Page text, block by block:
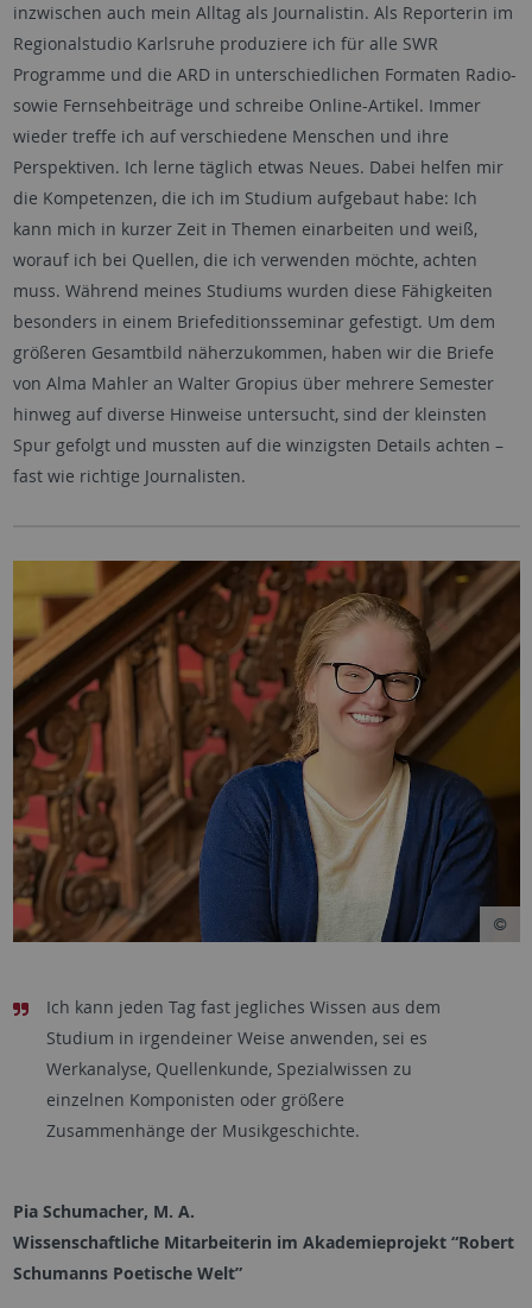
inzwischen auch mein Alltag als Journalistin. Als Reporterin im
Regionalstudio Karlsruhe produziere ich für alle SWR
Programme und die ARD in unterschiedlichen Formaten Radio-
sowie Fernsehbeiträge und schreibe Online-Artikel. Immer
wieder treffe ich auf verschiedene Menschen und ihre
Perspektiven. Ich lerne täglich etwas Neues. Dabei helfen mir
die Kompetenzen, die ich im Studium aufgebaut habe: Ich
kann mich in kurzer Zeit in Themen einarbeiten und weiß,
worauf ich bei Quellen, die ich verwenden möchte, achten
muss. Während meines Studiums wurden diese Fähigkeiten
besonders in einem Briefeditionsseminar gefestigt. Um dem
größeren Gesamtbild näherzukommen, haben wir die Briefe
von Alma Mahler an Walter Gropius über mehrere Semester
hinweg auf diverse Hinweise untersucht, sind der kleinsten
Spur gefolgt und mussten auf die winzigsten Details achten –
fast wie richtige Journalisten.
Ich kann jeden Tag fast jegliches Wissen aus dem
Studium in irgendeiner Weise anwenden, sei es
Werkanalyse, Quellenkunde, Spezialwissen zu
einzelnen Komponisten oder größere
Zusammenhänge der Musikgeschichte.
Pia Schumacher, M. A.
Wissenschaftliche Mitarbeiterin im Akademieprojekt “Robert
Schumanns Poetische Welt”